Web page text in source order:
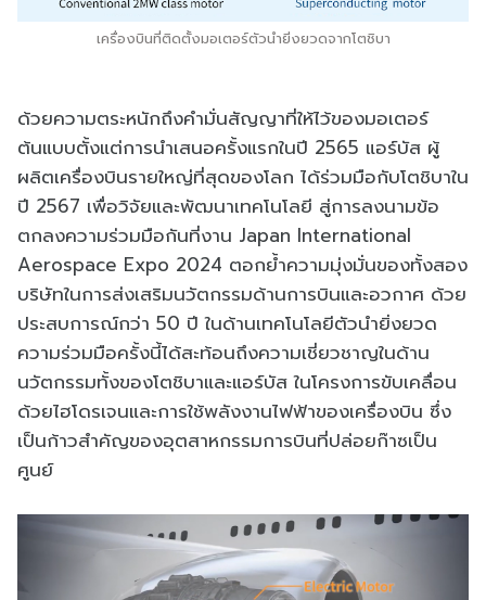
เครื่องบินที่ติดตั้งมอเตอร์ตัวนำยิ่งยวดจากโตชิบา
ด้วยความตระหนักถึงคำมั่นสัญญาที่ให้ไว้ของมอเตอร์
ต้นแบบตั้งแต่การนำเสนอครั้งแรกในปี 2565 แอร์บัส ผู้
ผลิตเครื่องบินรายใหญ่ที่สุดของโลก ได้ร่วมมือกับโตชิบาใน
ปี 2567 เพื่อวิจัยและพัฒนาเทคโนโลยี สู่การลงนามข้อ
ตกลงความร่วมมือกันที่งาน Japan International
Aerospace Expo 2024 ตอกย้ำความมุ่งมั่นของทั้งสอง
บริษัทในการส่งเสริมนวัตกรรมด้านการบินและอวกาศ ด้วย
ประสบการณ์กว่า 50 ปี ในด้านเทคโนโลยีตัวนำยิ่งยวด
ความร่วมมือครั้งนี้ได้สะท้อนถึงความเชี่ยวชาญในด้าน
นวัตกรรมทั้งของโตชิบาและแอร์บัส ในโครงการขับเคลื่อน
ด้วยไฮโดรเจนและการใช้พลังงานไฟฟ้าของเครื่องบิน ซึ่ง
เป็นก้าวสำคัญของอุตสาหกรรมการบินที่ปล่อยก๊าซเป็น
ศูนย์